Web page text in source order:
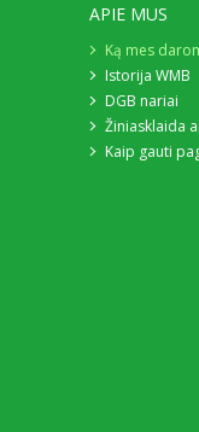
APIE MUS
Ką mes
Istorija WMB
DGB nariai
Žiniasklaida
Kaip gauti